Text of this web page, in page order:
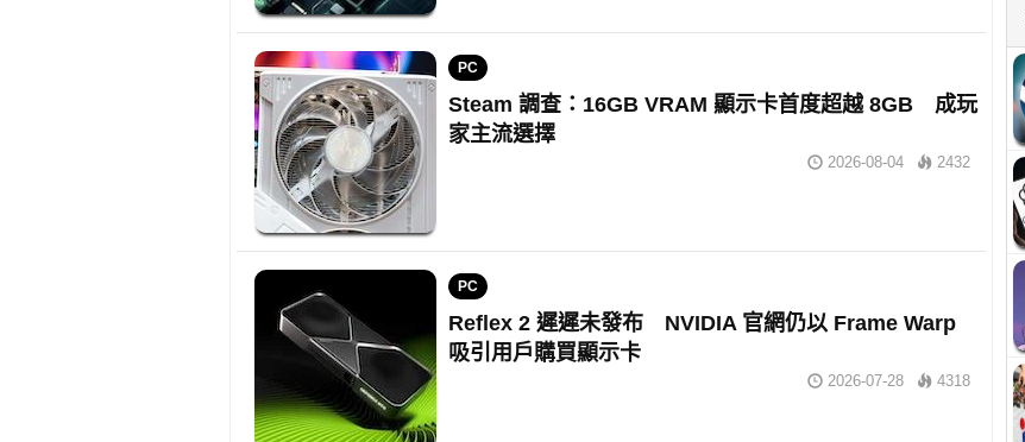
PC
Steam 調查：16GB VRAM 顯示卡首度超越 8GB 成玩
家主流選擇
2026-08-04 2432
PC
Reflex 2 遲遲未發布 NVIDIA 官網仍以 Frame Warp
吸引用戶購買顯示卡
2026-07-28 4318